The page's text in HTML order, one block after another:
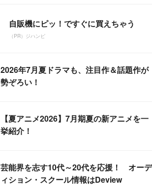
自販機にピッ！ですぐに買えちゃう
（PR）ジハンピ
2026年7月夏ドラマも、注目作＆話題作が
勢ぞろい！
【夏アニメ2026】7月期夏の新アニメを一
挙紹介！
芸能界を志す10代～20代を応援！ オーデ
ィション・スクール情報はDeview